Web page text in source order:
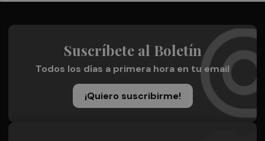
Suscríbete al Boletín
Todos los días a primera hora en tu email
¡Quiero suscribirme!